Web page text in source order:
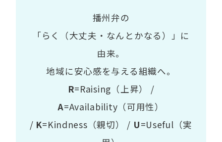
播州弁の
「らく（大丈夫・なんとかなる）」に
由来。
地域に安心感を与える組織へ。
R=Raising（上昇） /
A=Availability（可用性）
/ K=Kindness（親切） / U=Useful（実